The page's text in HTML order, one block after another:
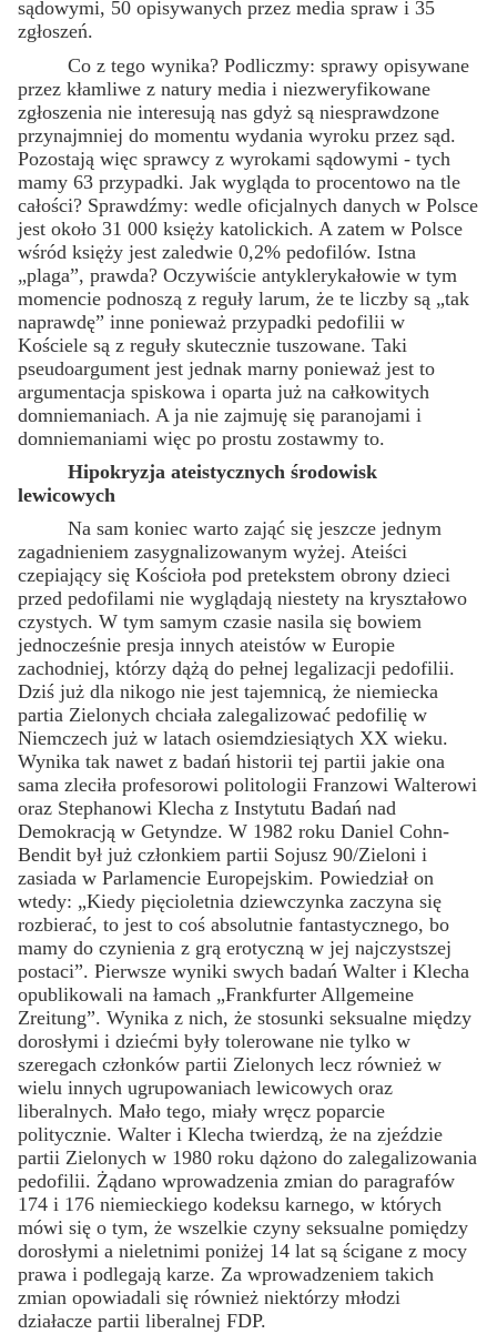
sądowymi, 50 opisywanych przez media spraw i 35
zgłoszeń.
Co z tego wynika? Podliczmy: sprawy opisywane
przez kłamliwe z natury media i niezweryfikowane
zgłoszenia nie interesują nas gdyż są niesprawdzone
przynajmniej do momentu wydania wyroku przez sąd.
Pozostają więc sprawcy z wyrokami sądowymi - tych
mamy 63 przypadki. Jak wygląda to procentowo na tle
całości? Sprawdźmy: wedle oficjalnych danych w Polsce
jest około 31 000 księży katolickich. A zatem w Polsce
wśród księży jest zaledwie 0,2% pedofilów. Istna
„plaga”, prawda? Oczywiście antyklerykałowie w tym
momencie podnoszą z reguły larum, że te liczby są „tak
naprawdę” inne ponieważ przypadki pedofilii w
Kościele są z reguły skutecznie tuszowane. Taki
pseudoargument jest jednak marny ponieważ jest to
argumentacja spiskowa i oparta już na całkowitych
domniemaniach. A ja nie zajmuję się paranojami i
domniemaniami więc po prostu zostawmy to.
Hipokryzja ateistycznych środowisk
lewicowych
Na sam koniec warto zająć się jeszcze jednym
zagadnieniem zasygnalizowanym wyżej. Ateiści
czepiający się Kościoła pod pretekstem obrony dzieci
przed pedofilami nie wyglądają niestety na kryształowo
czystych. W tym samym czasie nasila się bowiem
jednocześnie presja innych ateistów w Europie
zachodniej, którzy dążą do pełnej legalizacji pedofilii.
Dziś już dla nikogo nie jest tajemnicą, że niemiecka
partia Zielonych chciała zalegalizować pedofilię w
Niemczech już w latach osiemdziesiątych XX wieku.
Wynika tak nawet z badań historii tej partii jakie ona
sama zleciła profesorowi politologii Franzowi Walterowi
oraz Stephanowi Klecha z Instytutu Badań nad
Demokracją w Getyndze. W 1982 roku Daniel Cohn-
Bendit był już członkiem partii Sojusz 90/Zieloni i
zasiada w Parlamencie Europejskim. Powiedział on
wtedy: „Kiedy pięcioletnia dziewczynka zaczyna się
rozbierać, to jest to coś absolutnie fantastycznego, bo
mamy do czynienia z grą erotyczną w jej najczystszej
postaci”. Pierwsze wyniki swych badań Walter i Klecha
opublikowali na łamach „Frankfurter Allgemeine
Zreitung”. Wynika z nich, że stosunki seksualne między
dorosłymi i dziećmi były tolerowane nie tylko w
szeregach członków partii Zielonych lecz również w
wielu innych ugrupowaniach lewicowych oraz
liberalnych. Mało tego, miały wręcz poparcie
politycznie. Walter i Klecha twierdzą, że na zjeździe
partii Zielonych w 1980 roku dążono do zalegalizowania
pedofilii. Żądano wprowadzenia zmian do paragrafów
174 i 176 niemieckiego kodeksu karnego, w których
mówi się o tym, że wszelkie czyny seksualne pomiędzy
dorosłymi a nieletnimi poniżej 14 lat są ścigane z mocy
prawa i podlegają karze. Za wprowadzeniem takich
zmian opowiadali się również niektórzy młodzi
działacze partii liberalnej FDP.